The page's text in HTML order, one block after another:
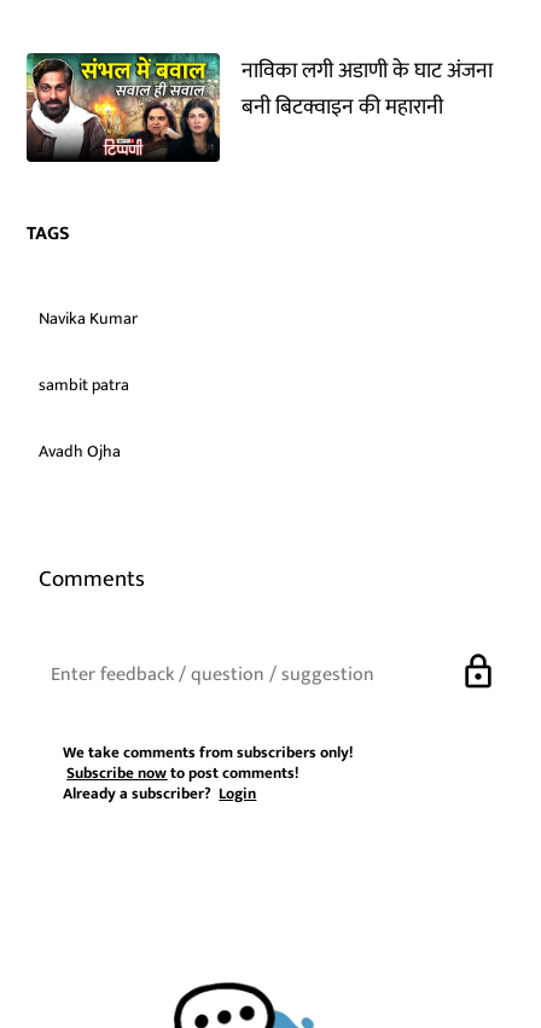
नाविका लगी अडाणी के घाट अंजना
बनी बिटक्वाइन की महारानी
TAGS
Navika Kumar
sambit patra
Avadh Ojha
Comments
lock
We take comments from subscribers only!
Subscribe nowto post comments!
Already a subscriber?Login